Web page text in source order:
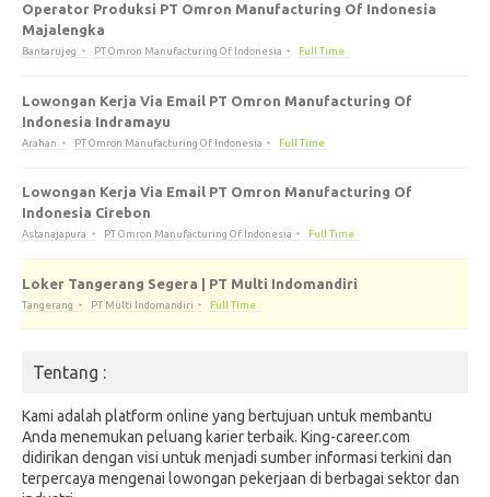
Operator Produksi PT Omron Manufacturing Of Indonesia
Majalengka
Bantarujeg PT Omron Manufacturing Of Indonesia Full Time
Lowongan Kerja Via Email PT Omron Manufacturing Of
Indonesia Indramayu
Arahan PT Omron Manufacturing Of Indonesia Full Time
Lowongan Kerja Via Email PT Omron Manufacturing Of
Indonesia Cirebon
Astanajapura PT Omron Manufacturing Of Indonesia Full Time
Loker Tangerang Segera | PT Multi Indomandiri
Tangerang PT Multi Indomandiri Full Time
Tentang :
Kami adalah platform online yang bertujuan untuk membantu
Anda menemukan peluang karier terbaik. King-career.com
didirikan dengan visi untuk menjadi sumber informasi terkini dan
terpercaya mengenai lowongan pekerjaan di berbagai sektor dan